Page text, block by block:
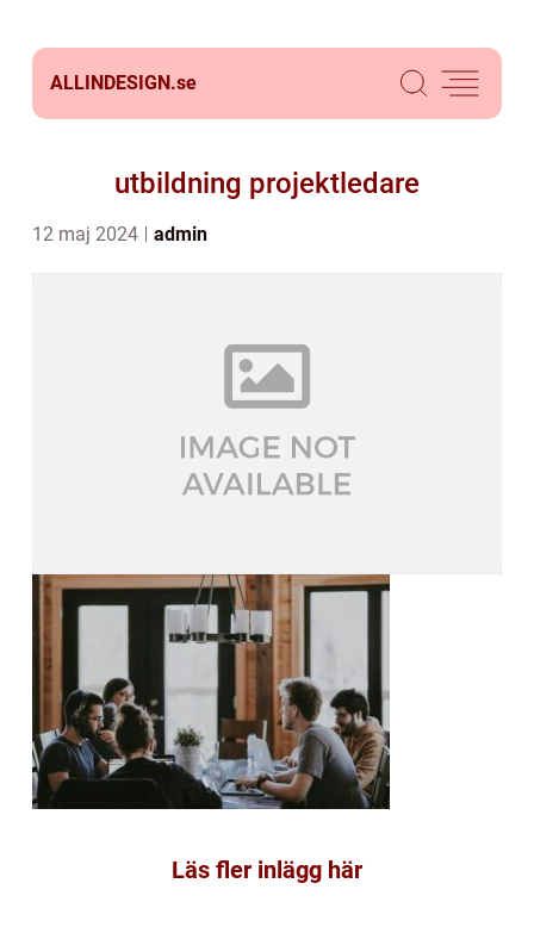
ALLINDESIGN.se
utbildning projektledare
12 maj 2024 admin
Läs fler inlägg här